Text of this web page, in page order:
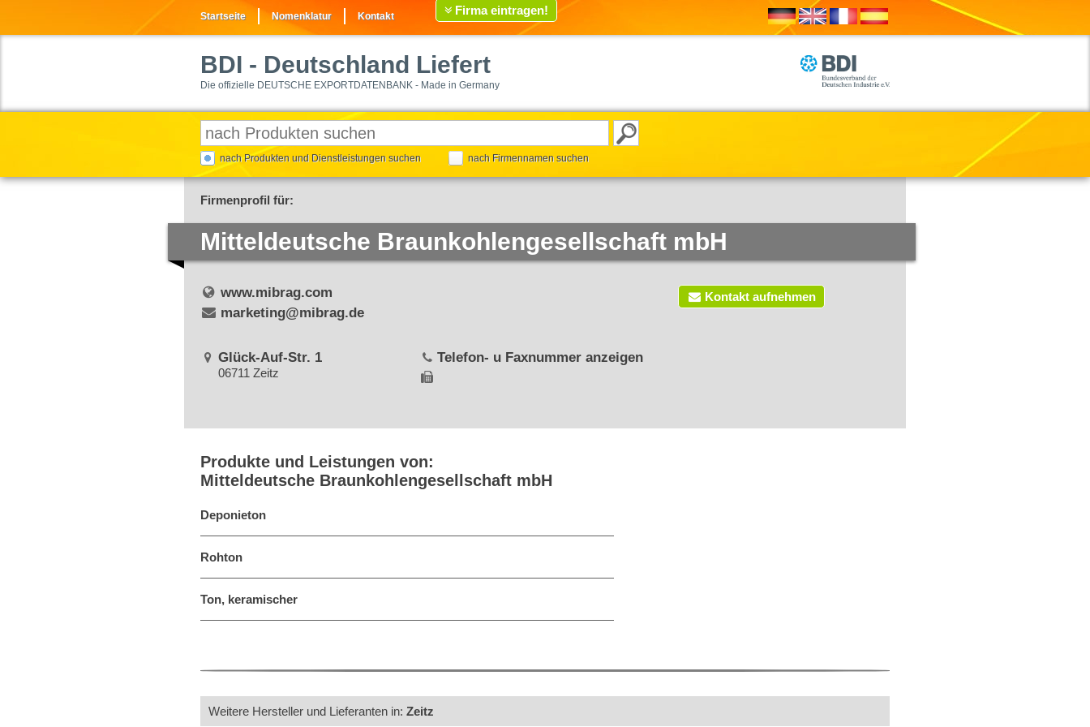
Startseite Nomenklatur Kontakt Firma eintragen!
BDI - Deutschland Liefert
Die offizielle DEUTSCHE EXPORTDATENBANK - Made in Germany
nach Produkten und Dienstleistungen suchen nach Firmennamen suchen
Firmenprofil für:
Mitteldeutsche Braunkohlengesellschaft mbH
Kontakt aufnehmen
www.mibrag.com
marketing@mibrag.de
Glück-Auf-Str. 1
06711 Zeitz
Telefon- u Faxnummer anzeigen
Produkte und Leistungen von:
Mitteldeutsche Braunkohlengesellschaft mbH
Deponieton
Rohton
Ton, keramischer
Weitere Hersteller und Lieferanten in: Zeitz